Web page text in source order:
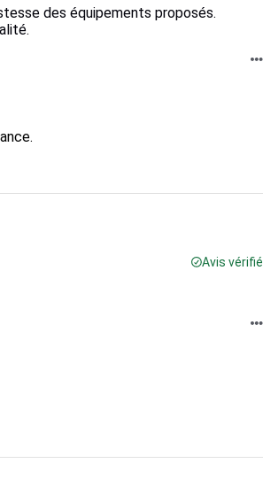
des équipements proposés.
Avis vérifié